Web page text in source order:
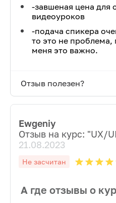
-завшеная цена для
видеоуроков
-подача спикера
то это не проблема,
меня это важно.
Отзыв полезен?
Ewgeniy
Отзыв на курс: "UX/
21.08.2023
Не засчитан
А где отзывы о